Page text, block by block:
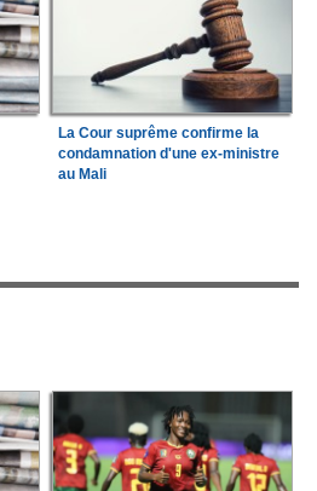
La Cour suprême confirme la
condamnation d'une ex-ministre
au Mali